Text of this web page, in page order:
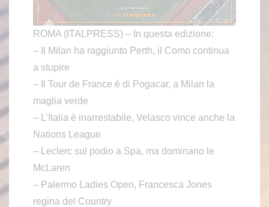
ROMA (ITALPRESS) – In questa edizione:
– Il Milan ha raggiunto Perth, il Como continua
a stupire
– Il Tour de France è di Pogacar, a Milan la
maglia verde
– L’Italia è inarrestabile, Velasco vince anche la
Nations League
– Leclerc sul podio a Spa, ma dominano le
McLaren
– Palermo Ladies Open, Francesca Jones
regina del Country